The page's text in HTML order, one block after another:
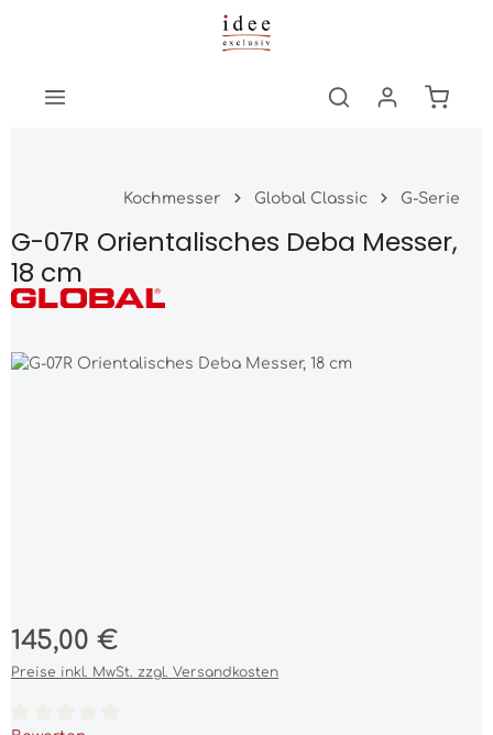
Zum Hauptinhalt springen
Kochmesser Global Classic G-Serie
G-07R Orientalisches Deba Messer,
18 cm
Bildergalerie überspringen
Regulärer Preis:
145,00 €
Preise inkl. MwSt. zzgl. Versandkosten